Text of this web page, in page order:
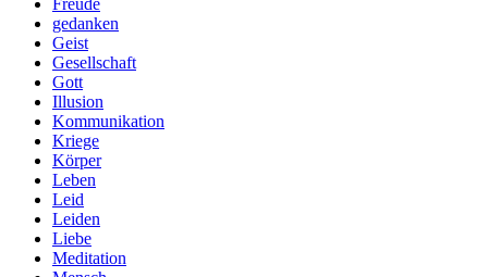
Freude
gedanken
Geist
Gesellschaft
Gott
Illusion
Kommunikation
Kriege
Körper
Leben
Leid
Leiden
Liebe
Meditation